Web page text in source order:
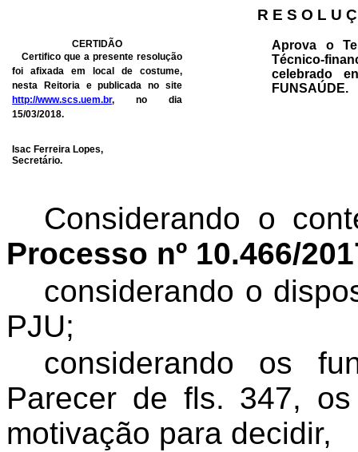
R E S O L U
CERTIDÃO
Certifico que a presente resolução
foi afixada em local de costume,
nesta Reitoria e publicada no site
http://www.scs.uem.br, no dia
15/03/2018.
Isac Ferreira Lopes,
Secretário.
Aprova o
Técnico-
celebrado
FUNSAÚDE.
Considerando o
Processo nº 10.466/
considerando o
PJU;
considerando os
Parecer de fls. 347,
motivação para decidir,